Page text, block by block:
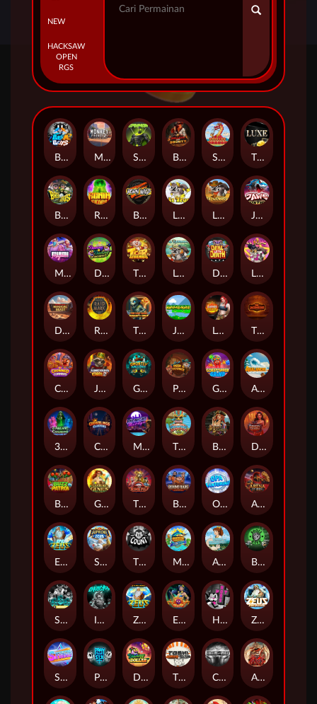
NEW
HACKSAW
OPEN
RGS
Beam Boys Monkey Frenzy 2: Boss is Here! Spinman BULLETS AND BOUNTY SMOKING DRAGON The Luxe
BASH BROS Ronin Stackways Born Wild LE ZEUS LE COWBOY JAWS OF JUSTICE
MIAMI MAYHEM DONNY AND DANNY TIGER LEGENDS Le Fisherman DEAL WITH DEATH LE KING
Darkside Prairie: Magical Beast Raidmark The Lost Book of Mummy’s Curse Jumpasaurs Leatherheads The Jack & Rose
Crowned Corners Junkyard Kings 2 Ghostly Hallows Peek & Pounce Gobstopper Grind Avalanche
3 Arcane Cauldrons Crownlings Clusters Midnight Mirage Tikitopia BoosterBelt Bonnie's Buccaneers Demon Queen
Buzz Patrol Gearlab Genius The Crime File Behind Bars: Masterplan Opa Santorini! Arena of Iron
Epic Ze Zeus Supreme Zeus THE COUNT MARLIN MASTERS: THE BIG HAUL Aiko and the Wind Spirit Booze Bash
SixSixSix Invictus Ze Zeus Eye of Medusa Hot Ross Zeus Ze Zecond
Superstar Sevens PRAY FOR SIX Danny Dollar TOSHI WAYS CLUB CIRCLE OF LIFE ARMY OF ARES